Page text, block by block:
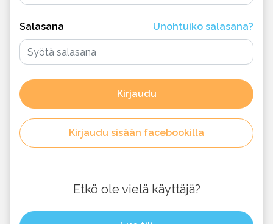
Salasana Unohtuiko salasana?
Kirjaudu
Kirjaudu sisään facebookilla
Etkö ole vielä käyttäjä?